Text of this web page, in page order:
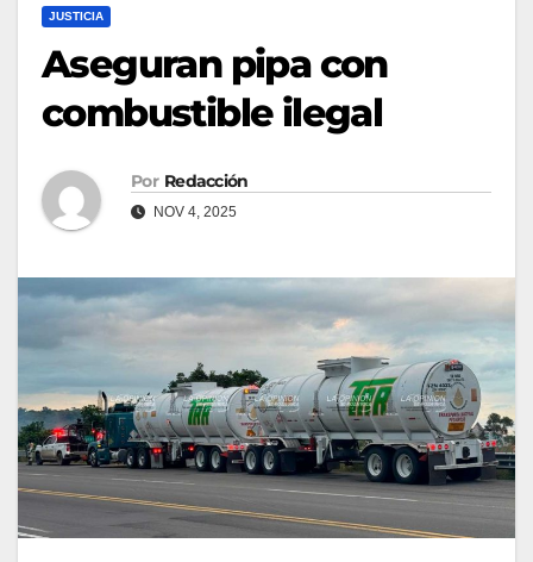
JUSTICIA
Aseguran pipa con
combustible ilegal
Por Redacción
NOV 4, 2025